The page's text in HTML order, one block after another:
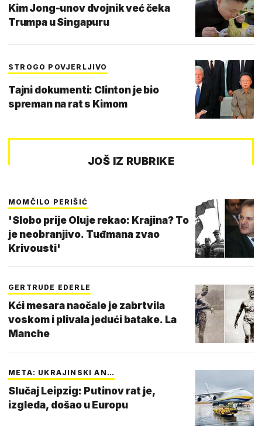
Kim Jong-unov dvojnik već čeka
Trumpa u Singapuru
STROGO POVJERLJIVO
Tajni dokumenti: Clinton je bio
spreman na rat s Kimom
JOŠ IZ RUBRIKE
MOMČILO PERIŠIĆ
'Slobo prije Oluje rekao: Krajina? To
je neobranjivo. Tuđmana zvao
Krivousti'
GERTRUDE EDERLE
Kći mesara naočale je zabrtvila
voskom i plivala jedući batake. La
Manche
META: UKRAJINSKI AN…
Slučaj Leipzig: Putinov rat je,
izgleda, došao u Europu